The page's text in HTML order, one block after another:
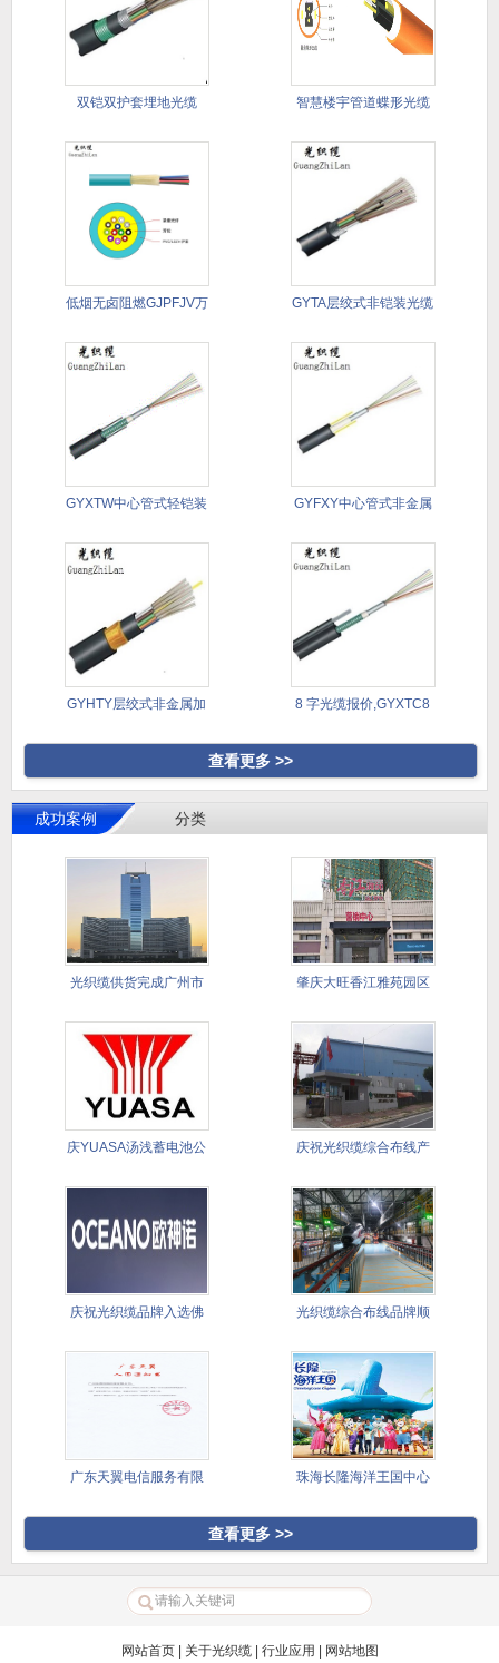
双铠双护套埋地光缆 智慧楼宇管道蝶形光缆
低烟无卤阻燃GJPFJV万 GYTA层绞式非铠装光缆
GYXTW中心管式轻铠装 GYFXY中心管式非金属
GYHTY层绞式非金属加 8 字光缆报价,GYXTC8
查看更多 >>
成功案例 分类
光织缆供货完成广州市 肇庆大旺香江雅苑园区
庆YUASA汤浅蓄电池公 庆祝光织缆综合布线产
庆祝光织缆品牌入选佛 光织缆综合布线品牌顺
广东天翼电信服务有限 珠海长隆海洋王国中心
查看更多 >>
网站首页| 关于光织缆| 行业应用 | 网站地图